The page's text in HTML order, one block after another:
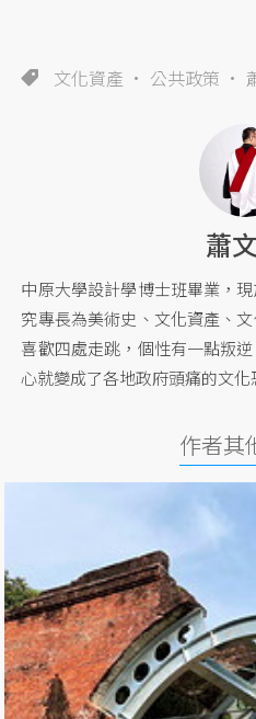
文化資產 公共政策
蕭
中原大學設計學博士班畢業，
究專長為美術史、文化資產、
喜歡四處走跳，個性有一點叛
心就變成了各地政府頭痛的文化
作者其